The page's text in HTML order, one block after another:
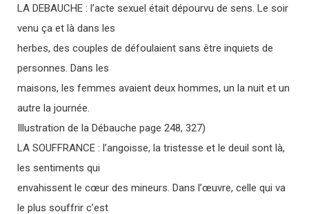
LA DEBAUCHE : l’acte sexuel était dépourvu de sens. Le soir
venu ça et là dans les
herbes, des couples de défoulaient sans être inquiets de
personnes. Dans les
maisons, les femmes avaient deux hommes, un la nuit et un
autre la journée.
Illustration de la Débauche page 248, 327)
LA SOUFFRANCE : l’angoisse, la tristesse et le deuil sont là,
les sentiments qui
envahissent le cœur des mineurs. Dans l’œuvre, celle qui va
le plus souffrir c’est